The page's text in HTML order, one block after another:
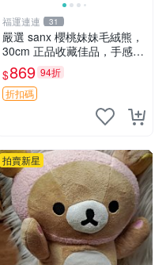
福運連連 31
嚴選 sanx 櫻桃妹妹毛絨熊，
30cm 正品收藏佳品，手感極
軟，適合贈送與收藏 櫻桃妹
妹、sanx、毛絨熊
$869 94折
折扣碼
拍賣新星